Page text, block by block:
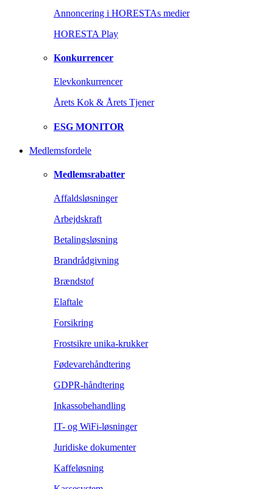
Annoncering i HORESTAs medier
HORESTA Play
Konkurrencer
Elevkonkurrencer
Årets Kok & Årets Tjener
ESG MONITOR
Medlemsfordele
Medlemsrabatter
Affaldsløsninger
Arbejdskraft
Betalingsløsning
Brandrådgivning
Brændstof
Elaftale
Forsikring
Frostsikre unika-krukker
Fødevarehåndtering
GDPR-håndtering
Inkassobehandling
IT- og WiFi-løsninger
Juridiske dokumenter
Kaffeløsning